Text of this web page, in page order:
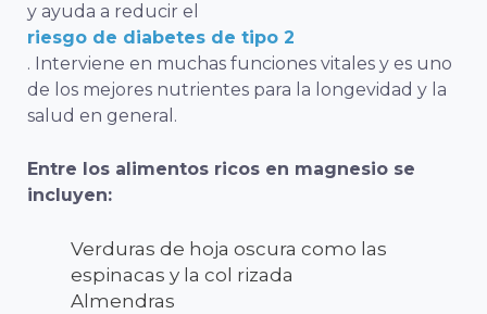
y ayuda a reducir el
riesgo de diabetes de tipo 2
. Interviene en muchas funciones vitales y es uno
de los mejores nutrientes para la longevidad y la
salud en general.
Entre los alimentos ricos en magnesio se
incluyen:
Verduras de hoja oscura como las
espinacas y la col rizada
Almendras